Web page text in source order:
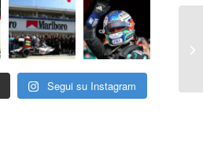
Segui su Instagram